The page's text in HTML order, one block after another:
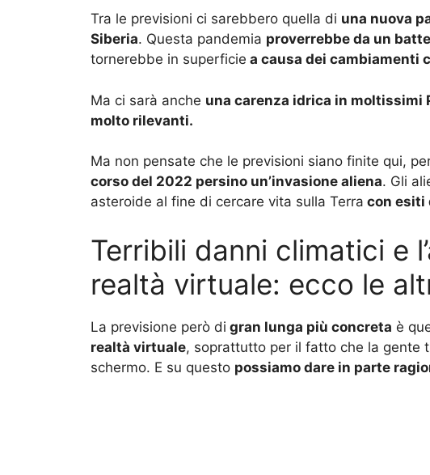
Tra le previsioni ci sarebbero quella di una nuova
Siberia. Questa pandemia proverrebbe da un
tornerebbe in superficie a causa dei cambiamenti
Ma ci sarà anche una carenza idrica in moltissimi
molto rilevanti.
Ma non pensate che le previsioni siano finite qui,
corso del 2022 persino un’invasione aliena. Gli
asteroide al fine di cercare vita sulla Terra con esiti
Terribili danni climatici e
realtà virtuale: ecco le
La previsione però di gran lunga più concreta è
realtà virtuale, soprattutto per il fatto che la gente
schermo. E su questo possiamo dare in parte